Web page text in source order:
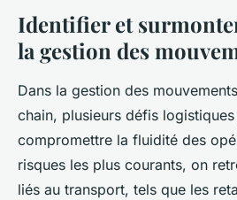
Identifier et
la gestion des
Dans la gestion des
chain, plusieurs défis
compromettre la fluidité des
risques les plus courants, on
liés au transport, tels que les